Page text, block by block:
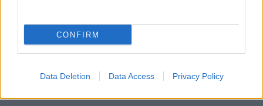
CONFIRM
Data Deletion Data Access Privacy Policy